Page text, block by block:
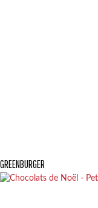
GREENBURGER